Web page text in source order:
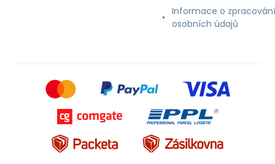
Informace o zpracování
osobních údajů